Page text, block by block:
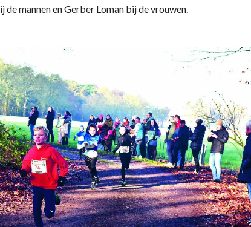
mannen en Gerber Loman bij de vrouwen.